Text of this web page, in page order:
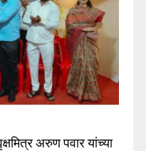
अरुण पवार यांच्या